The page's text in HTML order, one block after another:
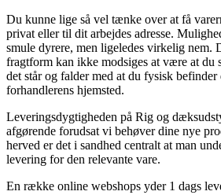
Du kunne lige så vel tænke over at få
privat eller til dit arbejdes adresse.
smule dyrere, men ligeledes virkelig nem.
fragtform kan ikke modsiges at være at du
det står og falder med at du fysisk
forhandlerens hjemsted.
Leveringsdygtigheden på Rig og
afgørende forudsat vi behøver dine nye
herved er det i sandhed centralt at man
levering for den relevante vare.
En række online webshops yder 1 dags